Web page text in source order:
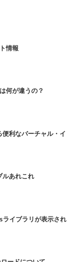
情報
何が違うの？
利なバーチャル・イ
ルあれこれ
ライブラリが表示され